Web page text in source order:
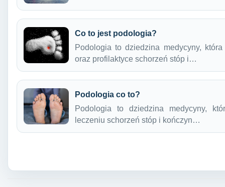
Co to jest podologia?
Podologia to dziedzina medycyny,
oraz profilaktyce schorzeń stóp i…
Podologia co to?
Podologia to dziedzina medycyny,
leczeniu schorzeń stóp i kończyn…